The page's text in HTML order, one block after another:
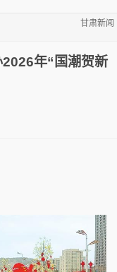
甘肃新闻
2026年“国潮贺新